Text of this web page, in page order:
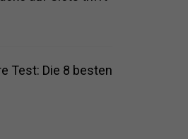
Test: Die 8 besten